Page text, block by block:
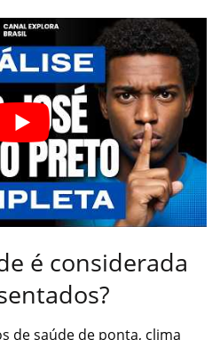
é considerada
de saúde de ponta, clima